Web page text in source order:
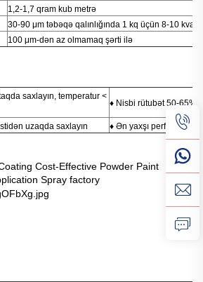
1,2-1,7 qram kub metrə
30-90 μm təbəqə qalınlığında 1 kq üçün 8-10
100 μm-dən az olmamaq şərti ilə
saxlayın, temperatur <
♦ Nisbi rütubət 50-65%
uzaqda saxlayın ♦ Ən yaxşı performans